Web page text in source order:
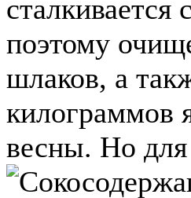
поэтому
шлаков, а
килограммов
весны. Но для